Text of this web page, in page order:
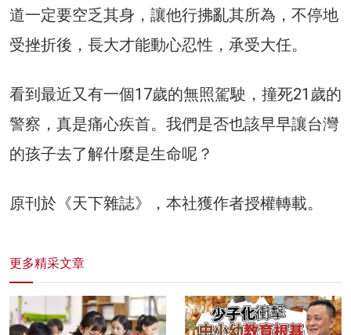
道一定要空乏其身，讓他行拂亂其所為，不停地
受挫折後，長大才能動心忍性，承受大任。
看到最近又有一個17歲的無照駕駛，撞死21歲的
警察，真是痛心疾首。我們是否也該早早讓台灣
的孩子去了解什麼是生命呢？
原刊於《天下雜誌》，本社獲作者授權轉載。
更多精采文章